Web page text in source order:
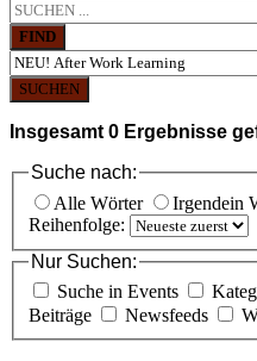
FIND
SUCHEN
Insgesamt 0 Ergebnisse
Suche nach:
Alle Wörter
Irgendein
Reihenfolge:
Nur Suchen:
Suche in Events
Beiträge
Newsfeeds